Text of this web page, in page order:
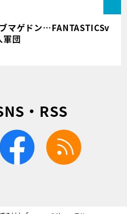
マゲドン…FANTASTICSv
軍団
・RSS
facebook